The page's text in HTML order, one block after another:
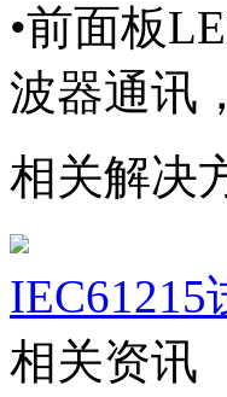
•前面板
波器通讯
相关解决
IEC61215
相关资讯